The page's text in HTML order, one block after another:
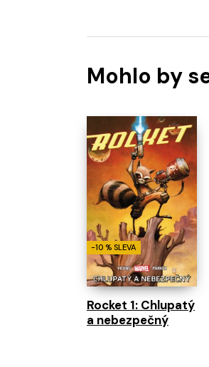
Mohlo by
-10 % SLEVA
Rocket 1: Chlupatý
a nebezpečný